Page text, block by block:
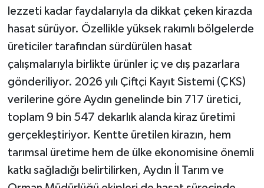
lezzeti kadar faydalarıyla da dikkat çeken kirazda
hasat sürüyor. Özellikle yüksek rakımlı bölgelerde
üreticiler tarafından sürdürülen hasat
çalışmalarıyla birlikte ürünler iç ve dış pazarlara
gönderiliyor. 2026 yılı Çiftçi Kayıt Sistemi (ÇKS)
verilerine göre Aydın genelinde bin 717 üretici,
toplam 9 bin 547 dekarlık alanda kiraz üretimi
gerçekleştiriyor. Kentte üretilen kirazın, hem
tarımsal üretime hem de ülke ekonomisine önemli
katkı sağladığı belirtilirken, Aydın İl Tarım ve